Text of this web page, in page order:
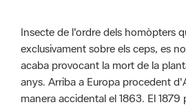
Insecte de l'ordre dels homòpters
exclusivament sobre els ceps, es
acaba provocant la mort de la
anys. Arriba a Europa procedent
manera accidental el 1863. El